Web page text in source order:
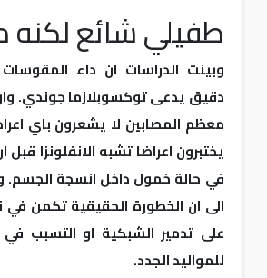
طفيلي شائع
وبينت الدراسات ان داء
دقيق يدعى توكسوبلازما جوندي.
معظم المصابين لا يشعرون باي
يختبرون اعراضا تشبه الانفلونزا
في حالة خمول داخل انسجة الجسم.
الى ان الخطورة الحقيقية تكمن في
على تدمير الشبكية او التسبب
للمواليد الجدد.